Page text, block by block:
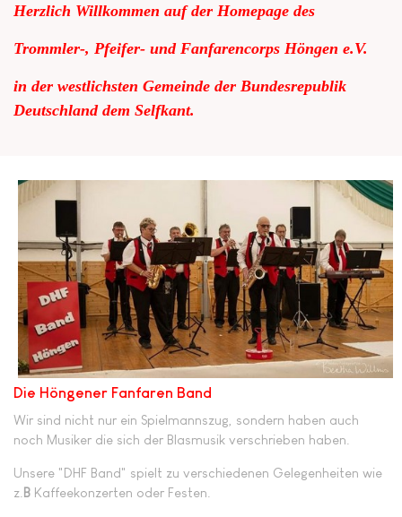
Herzlich Willkommen auf der Homepage des
Trommler-, Pfeifer- und Fanfarencorps Höngen e.V.
in der westlichsten Gemeinde der Bundesrepublik
Deutschland dem Selfkant.
Die Höngener Fanfaren Band
Wir sind nicht nur ein Spielmannszug, sondern haben auch
noch Musiker die sich der Blasmusik verschrieben haben.
Unsere "DHF Band" spielt zu verschiedenen Gelegenheiten wie
z. B Kaffeekonzerten oder Festen.